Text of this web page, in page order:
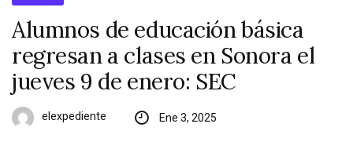
Alumnos de educación básica
regresan a clases en Sonora el
jueves 9 de enero: SEC
elexpediente Ene 3, 2025